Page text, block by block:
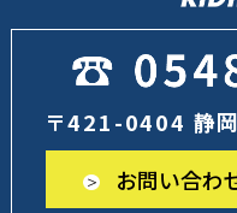
〒421-0404 静
お問い合わ